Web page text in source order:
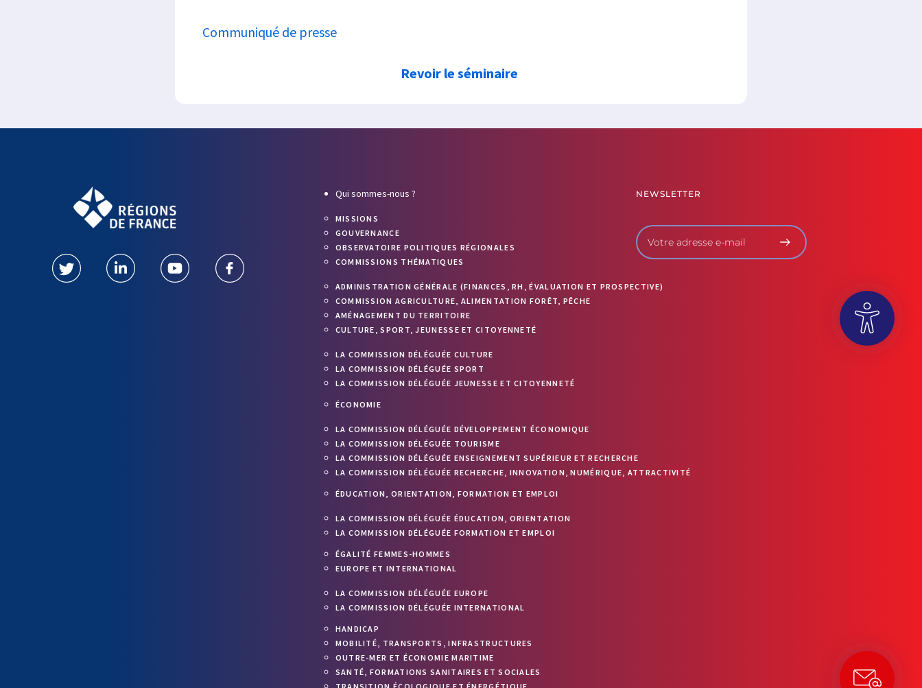
Communiqué de presse
Revoir le séminaire
Qui sommes-nous ?
MISSIONS
GOUVERNANCE
OBSERVATOIRE POLITIQUES RÉGIONALES
COMMISSIONS THÉMATIQUES
ADMINISTRATION GÉNÉRALE (FINANCES, RH, ÉVALUATION ET PROSPECTIVE)
COMMISSION AGRICULTURE, ALIMENTATION FORÊT, PÊCHE
AMÉNAGEMENT DU TERRITOIRE
CULTURE, SPORT, JEUNESSE ET CITOYENNETÉ
LA COMMISSION DÉLÉGUÉE CULTURE
LA COMMISSION DÉLÉGUÉE SPORT
LA COMMISSION DÉLÉGUÉE JEUNESSE ET CITOYENNETÉ
ÉCONOMIE
LA COMMISSION DÉLÉGUÉE DÉVELOPPEMENT ÉCONOMIQUE
LA COMMISSION DÉLÉGUÉE TOURISME
LA COMMISSION DÉLÉGUÉE ENSEIGNEMENT SUPÉRIEUR ET RECHERCHE
LA COMMISSION DÉLÉGUÉE RECHERCHE, INNOVATION, NUMÉRIQUE, ATTRACTIVITÉ
ÉDUCATION, ORIENTATION, FORMATION ET EMPLOI
LA COMMISSION DÉLÉGUÉE ÉDUCATION, ORIENTATION
LA COMMISSION DÉLÉGUÉE FORMATION ET EMPLOI
ÉGALITÉ FEMMES-HOMMES
EUROPE ET INTERNATIONAL
LA COMMISSION DÉLÉGUÉE EUROPE
LA COMMISSION DÉLÉGUÉE INTERNATIONAL
HANDICAP
MOBILITÉ, TRANSPORTS, INFRASTRUCTURES
OUTRE-MER ET ÉCONOMIE MARITIME
SANTÉ, FORMATIONS SANITAIRES ET SOCIALES
NEWSLETTER